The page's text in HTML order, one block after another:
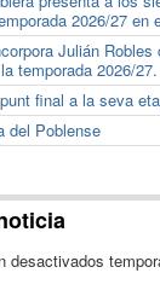
2026/27 en
Julián
temporada 2026/27.
final a la seva
del Poblense
desactivados